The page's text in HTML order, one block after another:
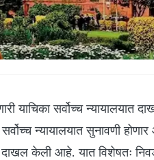
याचिका सर्वोच्च न्यायालयात
न्यायालयात सुनावणी
केली आहे. यात विशेषतः